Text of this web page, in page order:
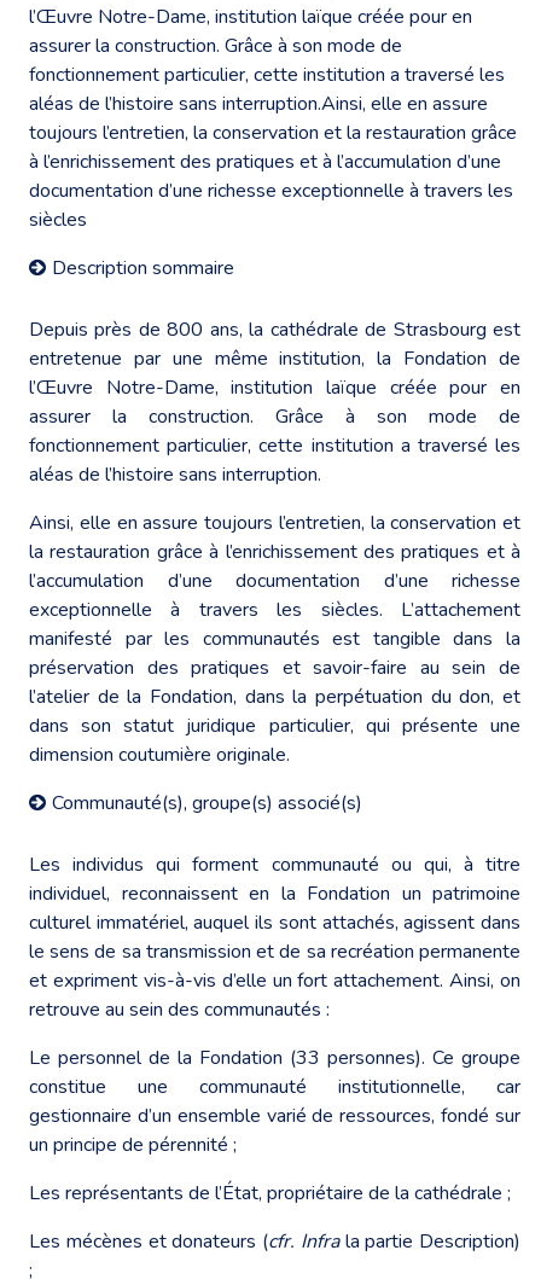
l’Œuvre Notre-Dame, institution laïque créée pour en
assurer la construction. Grâce à son mode de
fonctionnement particulier, cette institution a traversé les
aléas de l’histoire sans interruption.Ainsi, elle en assure
toujours l’entretien, la conservation et la restauration grâce
à l’enrichissement des pratiques et à l’accumulation d’une
documentation d’une richesse exceptionnelle à travers les
siècles
Description sommaire
Depuis près de 800 ans, la cathédrale de Strasbourg est
entretenue par une même institution, la Fondation de
l’Œuvre Notre-Dame, institution laïque créée pour en
assurer la construction. Grâce à son mode de
fonctionnement particulier, cette institution a traversé les
aléas de l’histoire sans interruption.
Ainsi, elle en assure toujours l’entretien, la conservation et
la restauration grâce à l’enrichissement des pratiques et à
l’accumulation d’une documentation d’une richesse
exceptionnelle à travers les siècles. L’attachement
manifesté par les communautés est tangible dans la
préservation des pratiques et savoir-faire au sein de
l’atelier de la Fondation, dans la perpétuation du don, et
dans son statut juridique particulier, qui présente une
dimension coutumière originale.
Communauté(s), groupe(s) associé(s)
Les individus qui forment communauté ou qui, à titre
individuel, reconnaissent en la Fondation un patrimoine
culturel immatériel, auquel ils sont attachés, agissent dans
le sens de sa transmission et de sa recréation permanente
et expriment vis-à-vis d’elle un fort attachement. Ainsi, on
retrouve au sein des communautés :
Le personnel de la Fondation (33 personnes). Ce groupe
constitue une communauté institutionnelle, car
gestionnaire d’un ensemble varié de ressources, fondé sur
un principe de pérennité ;
Les représentants de l’État, propriétaire de la cathédrale ;
Les mécènes et donateurs (cfr. Infrala partie Description)
;